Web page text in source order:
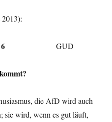
Nr. 6GUD
die AfD wird auch
sie wird, wenn es gut läuft,